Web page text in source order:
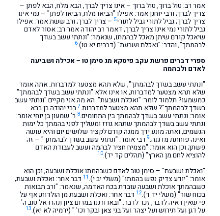
אמר רב: טול ברוך, טול ברוך – אינו צריך לברך, הבא מלח, הבא לפתן –
צריך לברך; ורבי יוחנן אמר: אפילו "הביאו מלח, הביאו לפתן" – נמי אינו
צריך לברך; גביל לתורי גביל לתורי5 – צריך לברך; ורב ששת אמר: אפילו
גביל לתורי נמי אינו צריך לברך, דאמר רב יהודה אמר רב: אסור לאדם
שיאכל קודם שיתן מאכל לבהמתו, שנאמר: "ונתתי עשב בשדך
לבהמתך", והדר: "ואכלת ושבעת" (דברים יא טו).6
ספרי דברים פרשת עקב פיסקא מג סימן טו – אכילה ושביעה
לאדם ולבהמה
"ונתתי עשב בשדך לבהמתך", שלא תהא מצטער למדברות. אתה אומר
שלא תהא מצטער למדברות, או אינו אלא "ונתתי עשב בשדך לבהמתך"
כמשמעו? תלמוד לומר: "ואכלת ושבעת". הא מה אני מקיים "ונתתי עשב
בשדך לבהמתך"? שלא תהא מצטער למדברות.7 רבי יהודה בן בבא
אומר: ונתתי עשב בשדך לבהמתך בין התחומים.8 ר' שמעון בן יוחי אומר:
ונתתי עשב בשדך לבהמתך שתהא גוזז ומשליך לפני בהמתך כל ימות
הגשמים, ואתה מונע ידך ממנה קודם לקציר שלושים יום והיא עושה
ואינה פוחתת מדגנה.9 רבי אומר: "ונתתי עשב בשדך לבהמתך" – זה
פשתן; וכן הוא אומר: "מצמיח חציר לבהמה ועשב לעבודת האדם
להוציא לחם מן הארץ" (תהלים קד יד).10
"ואכלת ושבעת" – סימן טוב לאדם כשבהמתו אוכלת ושבעה, וכן הוא
אומר: "יודע צדיק נפש בהמתו" (משלי יב י).11 דבר אחר: ואכלת ושבעת,
כשבהמתך אוכלת ושבעה עובדת בכח האדמה, שנאמר: "ורב תבואות
בכוח שור" (משלי יד ד).12 דבר אחר: ואכלת ושבעת מן הולדות; אף על
פי שאין ראיה לדבר, זכר לדבר: "ובאו ורננו במרום ציון ונהרו אל טוב ה'
על דגן ועל תירוש ועל יצהר ועל בני צאן ובקר וכו' " (ירמיה לא יא).13